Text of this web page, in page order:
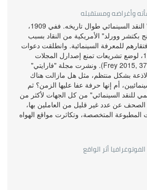
وأغراضه ومستقبله
لازمت كلمة "أزمة" النقد السينمائي طوال تاريخه. ففي 1909،
وورلد" الأمريكية من النقاد بسبب
للمعرفة السينمائية. وانطلقت دعوات
في أوروبا عام 1919، لوضع تشريعات تمنع إصدارل المجلات
السينمائية بجملتها (Frey 2015, 37). ونشرت مجلة "فارايتي"
لاذعة بشكل منتظم، مثل هل مازالت هناك
أم إنها حرفة عفا عليها الزمن؟ ثم
للنقد السينمائي" من كل الجهات لأكثر من
عن عدد غير قليل من العاملين بها،
المطبوعة المتخصصة، وتكاثرت مواقع الهواه
الفوتوغرافيا أثر الواقع